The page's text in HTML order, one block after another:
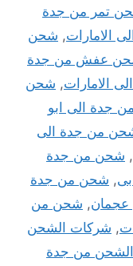
تمر من جدة
الامارات, شحن
عفش من جدة
الامارات, شحن
جدة الى ابو
من جدة الى
, شحن من جدة
, شحن من جدة
, شحن من
, شركات الشحن
من جدة